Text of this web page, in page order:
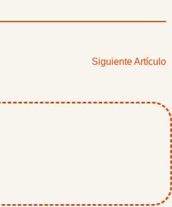
Siguiente Artículo